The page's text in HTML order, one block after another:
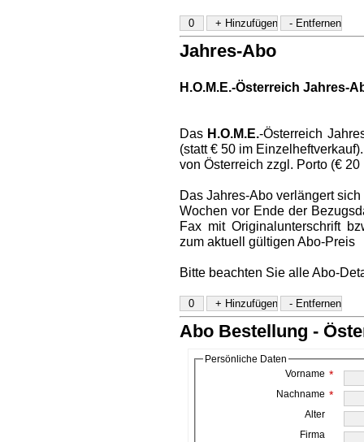
Jahres-Abo
H.O.M.E.-Österreich Jahres-
Das H.O.M.E.-Österreich
(statt € 50 im
von Österreich zzgl. Porto (€
Das Jahres-Abo verlängert
Wochen vor Ende der
Fax mit Originalunterschrift
zum aktuell gültigen Abo-Preis
Bitte beachten Sie alle Abo-
Abo Bestellung -
Persönliche Daten
Vorname *
Nachname *
Alter
Firma